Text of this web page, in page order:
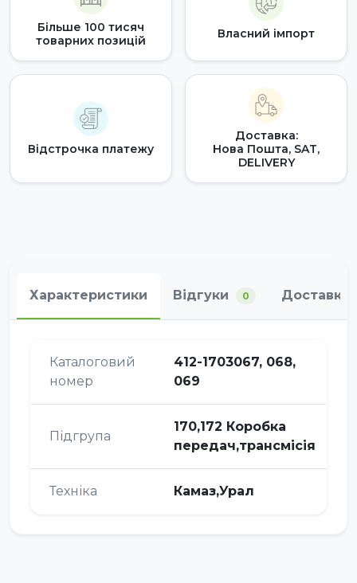
Більше 100 тисяч
товарних позицій
Власний імпорт
Відстрочка платежу
Доставка:
Нова Пошта, SAT,
DELIVERY
Характеристики Відгуки 0 Доставка
Каталоговий
номер
412-1703067, 068,
069
Підгрупа
170,172 Коробка
передач,трансмісія
Техніка Камаз,Урал